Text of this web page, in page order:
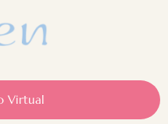
Virtual